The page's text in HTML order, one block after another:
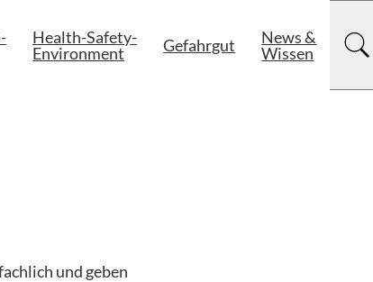
Health-Safety-
Environment
Gefahrgut
News &
Wissen
und geben